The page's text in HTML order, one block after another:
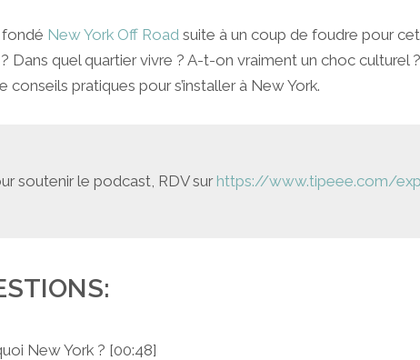
fondé New York Off Road suite à un coup de foudre pour
Dans quel quartier vivre ? A-t-on vraiment un choc
conseils pratiques pour s’installer à New York.
soutenir le podcast, RDV sur https://www.tipeee.com/
New York ? [00:48]